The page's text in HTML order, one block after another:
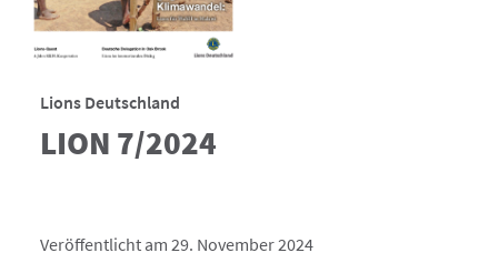
Lions Deutschland
LION 7/2024
Veröffentlicht am 29. November 2024